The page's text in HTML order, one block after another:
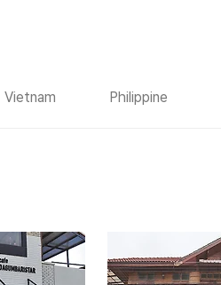
Vietnam Philippine